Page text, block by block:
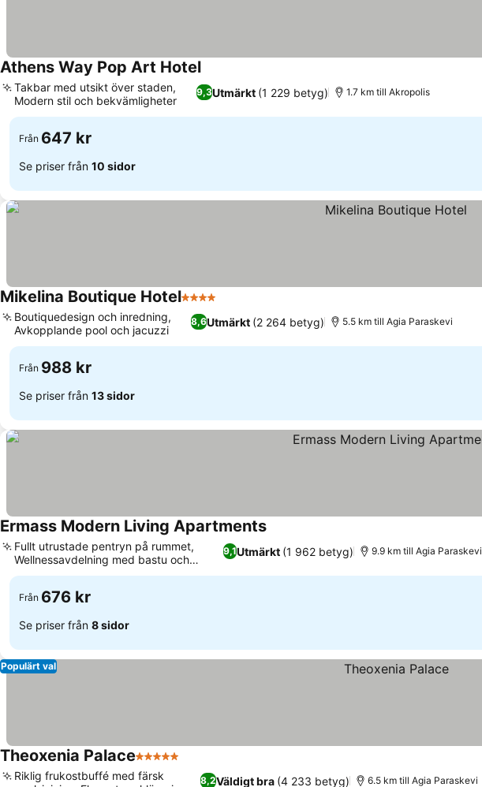
Athens Way Pop Art Hotel
9,3Utmärkt (1 229 betyg)
Takbar med utsikt över staden,
Modern stil och bekvämligheter
1.7 km till Akropolis
Från 647 kr
Se priser från 10 sidor
Mikelina Boutique Hotel4 Stjärnor
8,6Utmärkt (2 264 betyg)
Boutiquedesign och inredning,
Avkopplande pool och jacuzzi
5.5 km till Agia Paraskevi
Från 988 kr
Se priser från 13 sidor
Ermass Modern Living Apartments
9,1Utmärkt (1 962 betyg)
Fullt utrustade pentryn på rummet,
Wellnessavdelning med bastu och
jacuzzi
9.9 km till Agia Paraskevi
Från 676 kr
Se priser från 8 sidor
Populärt val
Theoxenia Palace5 Stjärnor
8,2Väldigt bra (4 233 betyg)
Riklig frukostbuffé med färsk
6.5 km till Agia Paraskevi